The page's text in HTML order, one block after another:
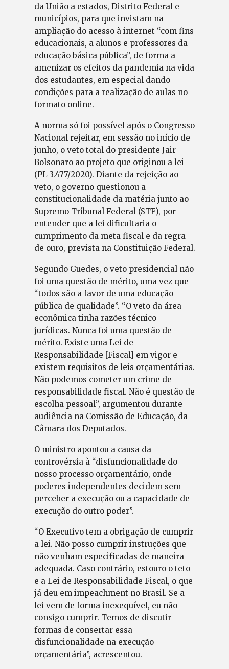
da União a estados, Distrito Federal e
municípios, para que invistam na
ampliação do acesso à internet “com fins
educacionais, a alunos e professores da
educação básica pública”, de forma a
amenizar os efeitos da pandemia na vida
dos estudantes, em especial dando
condições para a realização de aulas no
formato online.
A norma só foi possível após o Congresso
Nacional rejeitar, em sessão no início de
junho, o veto total do presidente Jair
Bolsonaro ao projeto que originou a lei
(PL 3.477/2020). Diante da rejeição ao
veto, o governo questionou a
constitucionalidade da matéria junto ao
Supremo Tribunal Federal (STF), por
entender que a lei dificultaria o
cumprimento da meta fiscal e da regra
de ouro, prevista na Constituição Federal.
Segundo Guedes, o veto presidencial não
foi uma questão de mérito, uma vez que
“todos são a favor de uma educação
pública de qualidade”. “O veto da área
econômica tinha razões técnico-
jurídicas. Nunca foi uma questão de
mérito. Existe uma Lei de
Responsabilidade [Fiscal] em vigor e
existem requisitos de leis orçamentárias.
Não podemos cometer um crime de
responsabilidade fiscal. Não é questão de
escolha pessoal”, argumentou durante
audiência na Comissão de Educação, da
Câmara dos Deputados.
O ministro apontou a causa da
controvérsia à “disfuncionalidade do
nosso processo orçamentário, onde
poderes independentes decidem sem
perceber a execução ou a capacidade de
execução do outro poder”.
“O Executivo tem a obrigação de cumprir
a lei. Não posso cumprir instruções que
não venham especificadas de maneira
adequada. Caso contrário, estouro o teto
e a Lei de Responsabilidade Fiscal, o que
já deu em impeachment no Brasil. Se a
lei vem de forma inexequível, eu não
consigo cumprir. Temos de discutir
formas de consertar essa
disfuncionalidade na execução
orçamentária”, acrescentou.